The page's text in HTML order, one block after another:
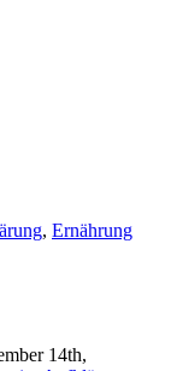
, Ernährung
14th,